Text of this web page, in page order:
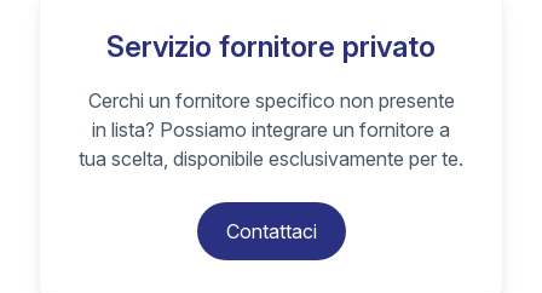
Servizio fornitore privato
Cerchi un fornitore specifico non presente
in lista? Possiamo integrare un fornitore a
tua scelta, disponibile esclusivamente per te.
Contattaci